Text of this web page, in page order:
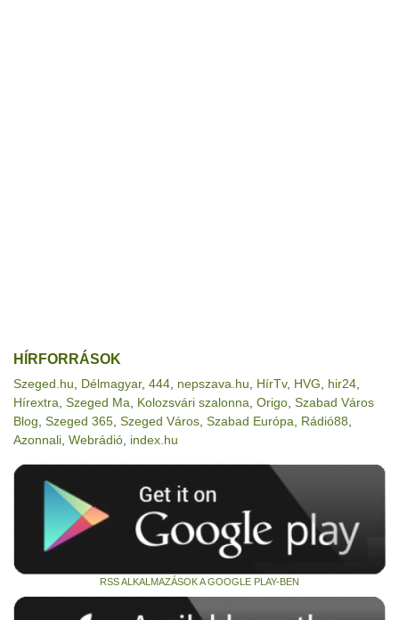
HÍRFORRÁSOK
Szeged.hu Délmagyar, 444 nepszava.hu HírTv, HVG hir24
Hírextra Szeged Ma Kolozsvári szalonna Origo Szabad Város
Blog Szeged 365 Szeged Város Szabad Európa Rádió88
Azonnali Webrádió index.hu
RSS ALKALMAZÁSOK A GOOGLE PLAY-BEN